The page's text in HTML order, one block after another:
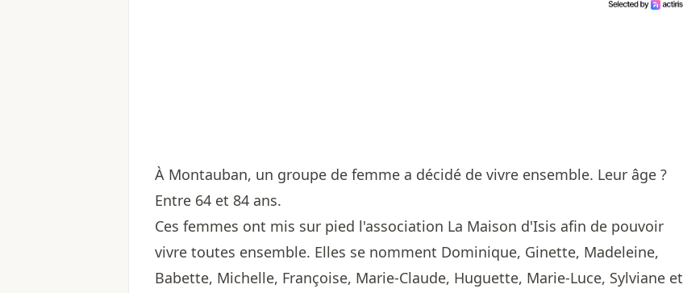
À Montauban, un groupe de femme a décidé de vivre ensemble. Leur âge ?
Entre 64 et 84 ans.
Ces femmes ont mis sur pied l'association La Maison d'Isis afin de pouvoir
vivre toutes ensemble. Elles se nomment Dominique, Ginette, Madeleine,
Babette, Michelle, Françoise, Marie-Claude, Huguette, Marie-Luce, Sylviane et